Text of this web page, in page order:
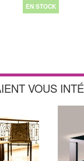
EN STOCK
VOUS